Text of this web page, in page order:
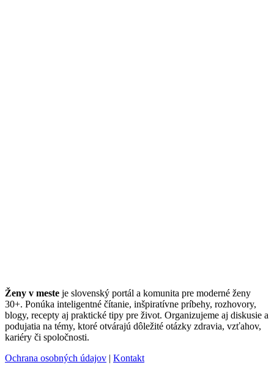
Ženy v meste je slovenský portál a komunita pre moderné ženy
30+. Ponúka inteligentné čítanie, inšpiratívne príbehy, rozhovory,
blogy, recepty aj praktické tipy pre život. Organizujeme aj diskusie a
podujatia na témy, ktoré otvárajú dôležité otázky zdravia, vzťahov,
kariéry či spoločnosti.
Ochrana osobných údajov | Kontakt